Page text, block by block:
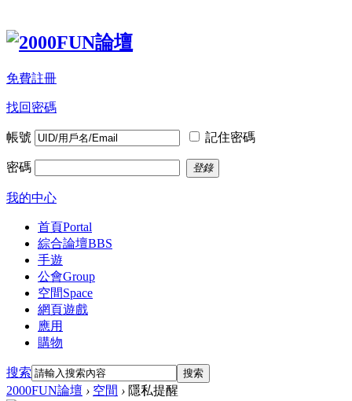
免費註冊
找回密碼
帳號 記住密碼
密碼 登錄
我的中心
首頁Portal
綜合論壇BBS
手遊
公會Group
空間Space
網頁遊戲
應用
購物
搜索 搜索
2000FUN論壇 › 空間 › 隱私提醒